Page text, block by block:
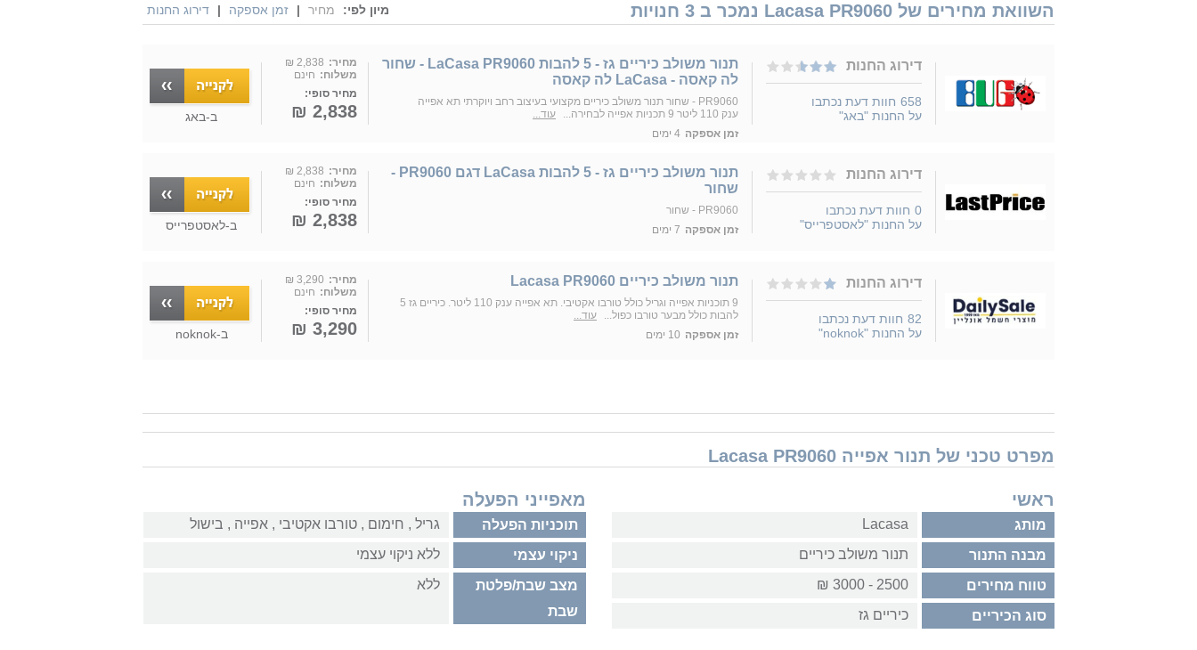
השוואת מחירים של Lacasa PR9060 נמכר ב 3 חנויות מיון לפי: מחיר | זמן אספקה | דירוג החנות
דירוג החנות
658 חוות דעת נכתבו
על החנות "באג"
תנור משולב כיריים גז - 5 להבות LaCasa PR9060 - שחור
לה קאסה - LaCasa לה קאסה
PR9060 - שחור תנור משולב כיריים מקצועי בעיצוב רחב ויוקרתי תא אפייה
ענק 110 ליטר 9 תכניות אפייה לבחירה...
עוד...
זמן אספקה 4 ימים
מחיר: 2,838 ₪
משלוח: חינם
מחיר סופי:
2,838 ₪ ב-באג
דירוג החנות
0 חוות דעת נכתבו
על החנות "לאסטפרייס"
תנור משולב כיריים גז - 5 להבות LaCasa דגם PR9060 -
שחור
PR9060 - שחור
זמן אספקה 7 ימים
מחיר: 2,838 ₪
משלוח: חינם
מחיר סופי:
2,838 ₪ ב-לאסטפרייס
דירוג החנות
82 חוות דעת נכתבו
על החנות "noknok"
תנור משולב כיריים Lacasa PR9060
9 תוכניות אפייה וגריל כולל טורבו אקטיבי. תא אפייה ענק 110 ליטר. כיריים גז 5
להבות כולל מבער טורבו כפול...
עוד...
זמן אספקה 10 ימים
מחיר: 3,290 ₪
משלוח: חינם
מחיר סופי:
3,290 ₪ ב-noknok
מפרט טכני של תנור אפייה Lacasa PR9060
ראשי
מותג Lacasa
מבנה התנור תנור משולב כיריים
טווח מחירים 2500 - 3000 ₪
סוג הכיריים כיריים גז
מאפייני הפעלה
תוכניות הפעלה גריל‏ , ‏חימום‏ , ‏טורבו אקטיבי‏ , ‏אפייה‏ , ‏בישול
ניקוי עצמי ללא ניקוי עצמי
מצב שבת/פלטת
שבת
ללא